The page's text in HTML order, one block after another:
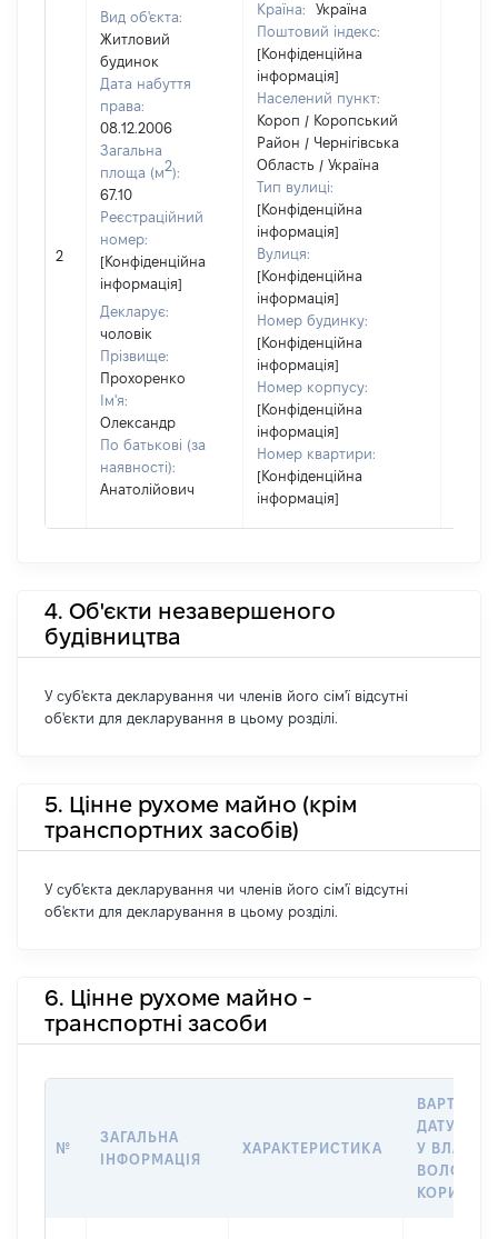
2
Вид об'єкта:
Житловий
будинок
Дата набуття
права:
08.12.2006
Загальна
площа (м2):
67.10
Реєстраційний
номер:
[Конфіденційна
інформація]
Декларує:
чоловік
Прізвище:
Прохоренко
Ім'я:
Олександр
По батькові (за
наявності):
Анатолійович
Країна:
Україна
Поштовий індекс:
[Конфіденційна
інформація]
Населений пункт:
Короп / Коропський
Район / Чернігівська
Область / Україна
Тип вулиці:
[Конфіденційна
інформація]
Вулиця:
[Конфіденційна
інформація]
Номер будинку:
[Конфіденційна
інформація]
Номер корпусу:
[Конфіденційна
інформація]
Номер квартири:
[Конфіденційна
інформація]
4. Об'єкти незавершеного
будівництва
У суб'єкта декларування чи членів його сім'ї відсутні
об'єкти для декларування в цьому розділі.
5. Цінне рухоме майно (крім
транспортних засобів)
У суб'єкта декларування чи членів його сім'ї відсутні
об'єкти для декларування в цьому розділі.
6. Цінне рухоме майно -
транспортні засоби
№
ЗАГАЛЬНА
ІНФОРМАЦІЯ
ХАРАКТЕРИСТИКА
ВАРТІСТЬ
ДАТУ
У